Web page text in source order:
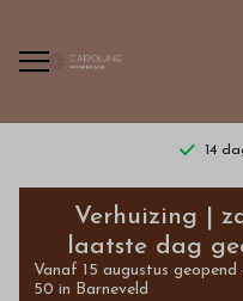
14
Elsy
Jurk
Verhuizing |
laatste dag
Vanaf 15 augustus
50 in Barneveld